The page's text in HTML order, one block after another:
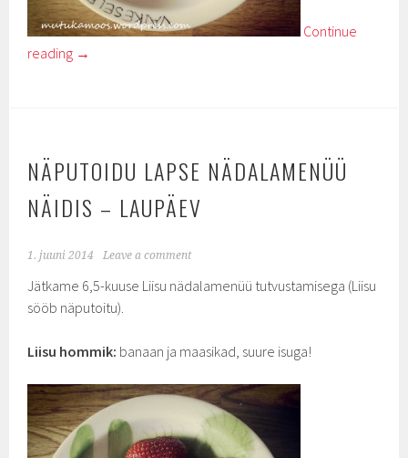
Continue
reading →
NÄPUTOIDU LAPSE NÄDALAMENÜÜ
NÄIDIS – LAUPÄEV
1. juuni 2014 Leave a comment
Jätkame 6,5-kuuse Liisu nädalamenüü tutvustamisega (Liisu
sööb näputoitu).
Liisu hommik: banaan ja maasikad, suure isuga!